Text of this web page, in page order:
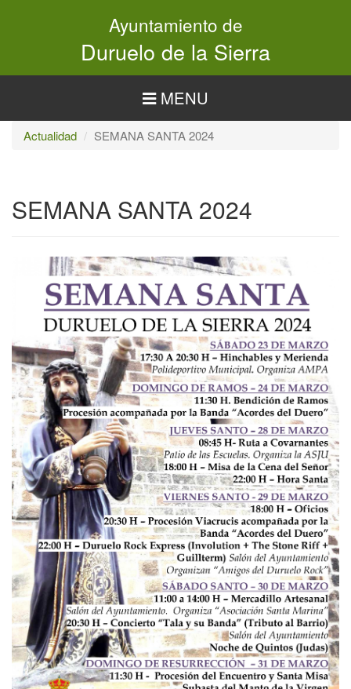
Ayuntamiento de
Duruelo de la Sierra
MENU
Actualidad SEMANA SANTA 2024
SEMANA SANTA 2024